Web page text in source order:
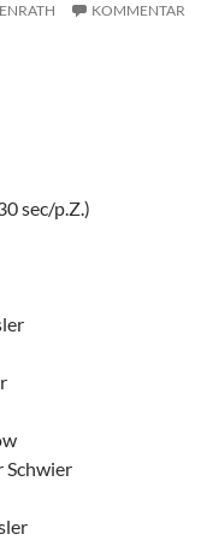
KOMMENTAR
sec/p.Z.)
Schwier